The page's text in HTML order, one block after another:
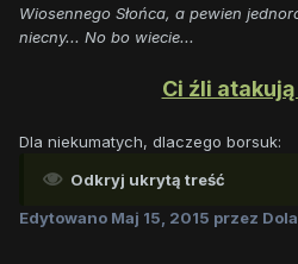
Wiosennego Słońca, a pewien
niecny... No bo wiecie...
Ci źli
Dla niekumatych, dlaczego borsuk:
Odkryj ukrytą treść
Edytowano Maj 15, 2015 przez